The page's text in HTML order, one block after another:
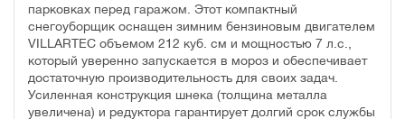
парковках перед гаражом. Этот компактный
снегоуборщик оснащен зимним бензиновым двигателем
VILLARTEC объемом 212 куб. см и мощностью 7 л.с.,
который уверенно запускается в мороз и обеспечивает
достаточную производительность для своих задач.
Усиленная конструкция шнека (толщина металла
увеличена) и редуктора гарантирует долгий срок службы